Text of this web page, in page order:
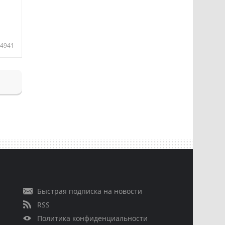
4941
Быстрая подписка на новости
RSS
Политика конфиденциальности